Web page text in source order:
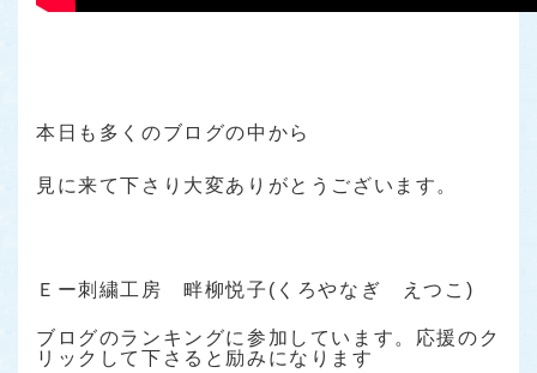
本日も多くのブログの中から
見に来て下さり大変ありがとうございます。
Ｅー刺繍工房 畔柳悦子(くろやなぎ えつこ)
ブログのランキングに参加しています。応援のク
リックして下さると励みになります